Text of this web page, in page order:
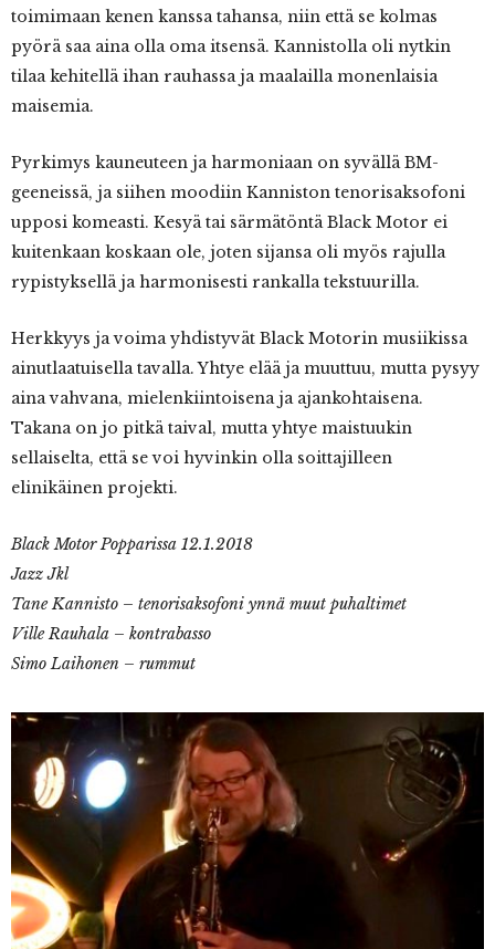
toimimaan kenen kanssa tahansa, niin että se kolmas
pyörä saa aina olla oma itsensä. Kannistolla oli nytkin
tilaa kehitellä ihan rauhassa ja maalailla monenlaisia
maisemia.
Pyrkimys kauneuteen ja harmoniaan on syvällä BM-
geeneissä, ja siihen moodiin Kanniston tenorisaksofoni
upposi komeasti. Kesyä tai särmätöntä Black Motor ei
kuitenkaan koskaan ole, joten sijansa oli myös rajulla
rypistyksellä ja harmonisesti rankalla tekstuurilla.
Herkkyys ja voima yhdistyvät Black Motorin musiikissa
ainutlaatuisella tavalla. Yhtye elää ja muuttuu, mutta pysyy
aina vahvana, mielenkiintoisena ja ajankohtaisena.
Takana on jo pitkä taival, mutta yhtye maistuukin
sellaiselta, että se voi hyvinkin olla soittajilleen
elinikäinen projekti.
BlackMotor Popparissa 12.1.2018
Jazz Jkl
Tane Kannisto – tenorisaksofoni ynnä muut puhaltimet
Ville Rauhala – kontrabasso
Simo Laihonen – rummut